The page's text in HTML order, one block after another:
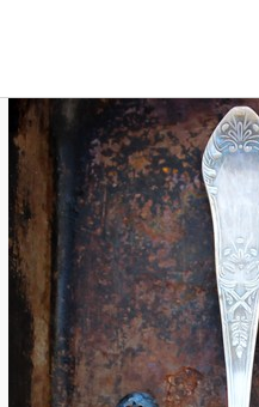
Domaći